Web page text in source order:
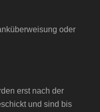
oder
erst nach der
und sind bis